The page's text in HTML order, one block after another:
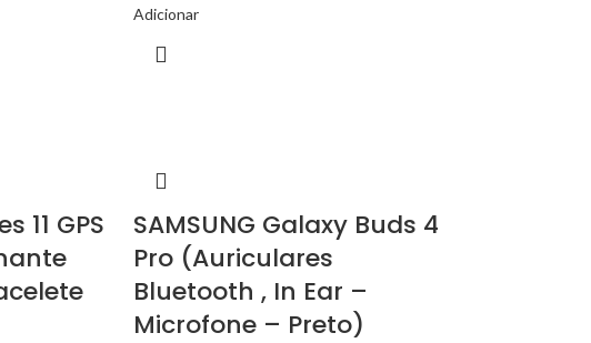
Adicionar
11 GPS
SAMSUNG Galaxy Buds 4
Pro (Auriculares
Bluetooth , In Ear –
Microfone – Preto)